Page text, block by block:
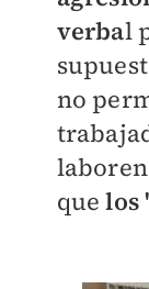
verbal
no
quelos